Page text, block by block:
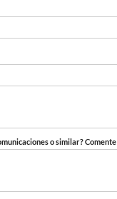
o similar? Comente